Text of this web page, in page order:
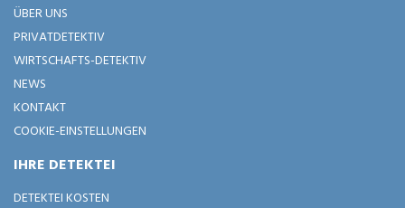
ÜBER UNS
PRIVATDETEKTIV
WIRTSCHAFTS-DETEKTIV
NEWS
KONTAKT
COOKIE-EINSTELLUNGEN
IHRE DETEKTEI
DETEKTEI KOSTEN